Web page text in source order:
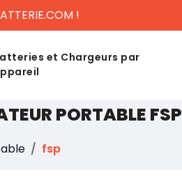
!
et Chargeurs par
PORTABLE FSP
fsp